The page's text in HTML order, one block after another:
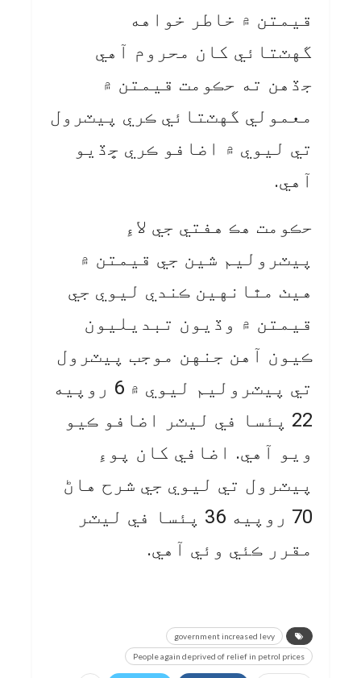
قيمتن ۾ خاطر خواهه
گهٽتائي کان محروم آهي
جڏهن ته حڪومت قيمتن ۾
معمولي گهٽتائي ڪري پيٽرول
تي ليوي ۾ اضافو ڪري ڇڏيو
آهي.
حڪومت هڪ هفتي جي لاءِ
پيٽروليم شين جي قيمتن ۾
هيٺ مٿانهين ڪندي ليوي جي
قيمتن ۾ وڏيون تبديليون
ڪيون آهن جنهن موجب پيٽرول
تي پيٽروليم ليوي ۾ 6 روپيه
22 پئسا في ليٽر اضافو ڪيو
ويو آهي. اضافي کان پوءِ
پيٽرول تي ليوي جي شرح هاڻ
70 روپيه 36 پئسا في ليٽر
مقرر ڪئي وئي آهي.
government increased levy
People again deprived of relief in petrol prices